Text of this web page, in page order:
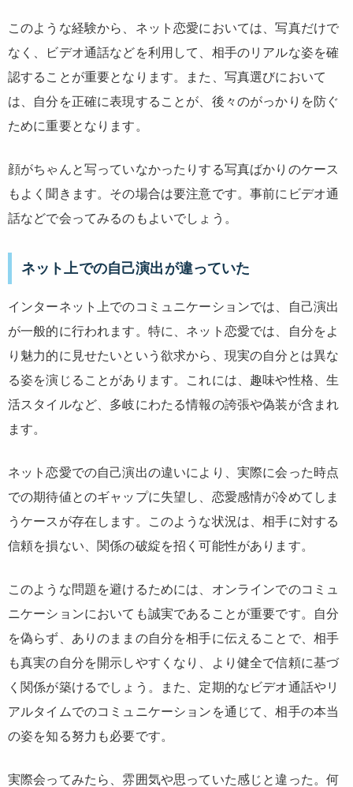
このような経験から、ネット恋愛においては、写真だけで
なく、ビデオ通話などを利用して、相手のリアルな姿を確
認することが重要となります。また、写真選びにおいて
は、自分を正確に表現することが、後々のがっかりを防ぐ
ために重要となります。
顔がちゃんと写っていなかったりする写真ばかりのケース
もよく聞きます。その場合は要注意です。事前にビデオ通
話などで会ってみるのもよいでしょう。
ネット上での自己演出が違っていた
インターネット上でのコミュニケーションでは、自己演出
が一般的に行われます。特に、ネット恋愛では、自分をよ
り魅力的に見せたいという欲求から、現実の自分とは異な
る姿を演じることがあります。これには、趣味や性格、生
活スタイルなど、多岐にわたる情報の誇張や偽装が含まれ
ます。
ネット恋愛での自己演出の違いにより、実際に会った時点
での期待値とのギャップに失望し、恋愛感情が冷めてしま
うケースが存在します。このような状況は、相手に対する
信頼を損ない、関係の破綻を招く可能性があります。
このような問題を避けるためには、オンラインでのコミュ
ニケーションにおいても誠実であることが重要です。自分
を偽らず、ありのままの自分を相手に伝えることで、相手
も真実の自分を開示しやすくなり、より健全で信頼に基づ
く関係が築けるでしょう。また、定期的なビデオ通話やリ
アルタイムでのコミュニケーションを通じて、相手の本当
の姿を知る努力も必要です。
実際会ってみたら、雰囲気や思っていた感じと違った。何